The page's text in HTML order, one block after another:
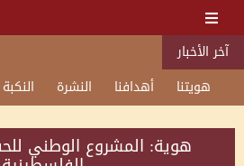
آخر الأخبار
هويتنا
أهدافنا النشرة النكبة
هوية: المشروع الوطني